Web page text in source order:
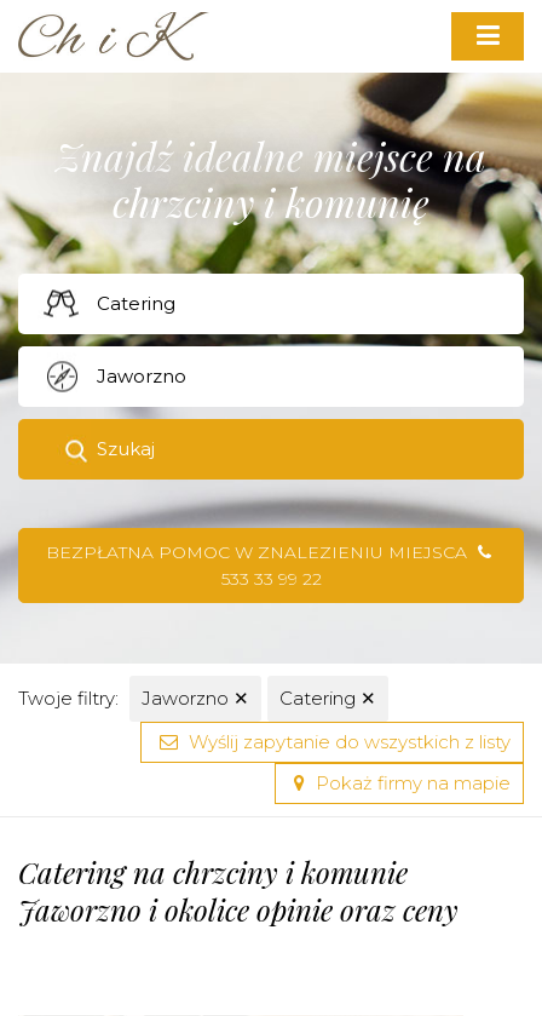
Znajdź idealne miejsce na
chrzciny i komunię
Szukaj
BEZPŁATNA POMOC W ZNALEZIENIU MIEJSCA
533 33 99 22
Twoje filtry: Jaworzno ✕ Catering ✕
Wyślij zapytanie do wszystkich z listy
Pokaż firmy na mapie
Catering na chrzciny i komunie
Jaworzno i okolice opinie oraz ceny